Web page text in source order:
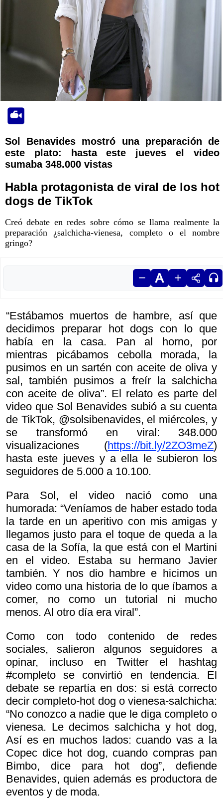
Sol Benavides mostró una preparación de
este plato: hasta este jueves el video
sumaba 348.000 vistas
Habla protagonista de viral de los hot
dogs de TikTok
Creó debate en redes sobre cómo se llama realmente la
preparación ¿salchicha-vienesa, completo o el nombre
gringo?
“Estábamos muertos de hambre, así que
decidimos preparar hot dogs con lo que
había en la casa. Pan al horno, por
mientras picábamos cebolla morada, la
pusimos en un sartén con aceite de oliva y
sal, también pusimos a freír la salchicha
con aceite de oliva”. El relato es parte del
video que Sol Benavides subió a su cuenta
de TikTok, @solsibenavides, el miércoles, y
se transformó en viral: 348.000
visualizaciones (https://bit.ly/2ZO3meZ)
hasta este jueves y a ella le subieron los
seguidores de 5.000 a 10.100.
Para Sol, el video nació como una
humorada: “Veníamos de haber estado toda
la tarde en un aperitivo con mis amigas y
llegamos justo para el toque de queda a la
casa de la Sofía, la que está con el Martini
en el video. Estaba su hermano Javier
también. Y nos dio hambre e hicimos un
video como una historia de lo que íbamos a
comer, no como un tutorial ni mucho
menos. Al otro día era viral”.
Como con todo contenido de redes
sociales, salieron algunos seguidores a
opinar, incluso en Twitter el hashtag
#completo se convirtió en tendencia. El
debate se repartía en dos: si está correcto
decir completo-hot dog o vienesa-salchicha:
“No conozco a nadie que le diga completo o
vienesa. Le decimos salchicha y hot dog,
Así es en muchos lados: cuando vas a la
Copec dice hot dog, cuando compras pan
Bimbo, dice para hot dog”, defiende
Benavides, quien además es productora de
eventos y de moda.